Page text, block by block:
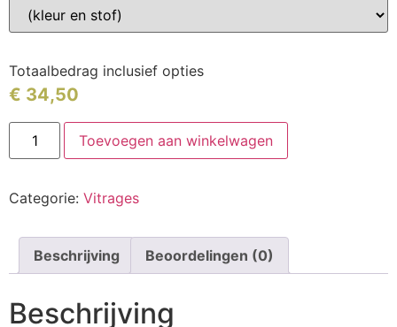
Totaalbedrag inclusief opties
€ 34,50
Toevoegen aan winkelwagen
Categorie: Vitrages
Beschrijving Beoordelingen (0)
Beschrijving